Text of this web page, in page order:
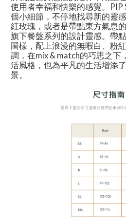
使用者幸福和快樂的感覺。
個小細節，不停地找尋新的靈
紅玫瑰，或者是帶點東方氣息
旗下餐盤系列的設計靈感。帶
圖樣，配上浪漫的無暇白、粉
調，在mix & match的巧思之下
活風格，也為平凡的生活增添
景。